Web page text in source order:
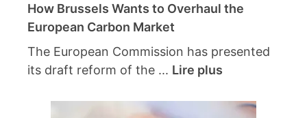
How Brussels Wants to Overhaul the
European Carbon Market
The European Commission has presented
its draft reform of the ... Lire plus